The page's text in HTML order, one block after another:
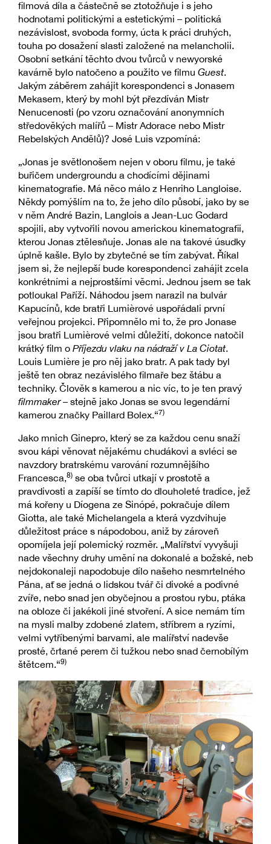
filmová díla a částečně se ztotožňuje i s jeho
hodnotami politickými a estetickými – politická
nezávislost, svoboda formy, úcta k práci druhých,
touha po dosažení slasti založené na melancholii.
Osobní setkání těchto dvou tvůrců v newyorské
kavárně bylo natočeno a použito ve filmu Guest.
Jakým záběrem zahájit korespondenci s Jonasem
Mekasem, který by mohl být přezdíván Mistr
Nenucenosti (po vzoru označování anonymních
středověkých malířů – Mistr Adorace nebo Mistr
Rebelských Andělů)? José Luis vzpomíná:
„Jonas je světlonošem nejen v oboru filmu, je také
buřičem undergroundu a chodícími dějinami
kinematografie. Má něco málo z Henriho Langloise.
Někdy pomýšlím na to, že jeho dílo působí, jako by se
v něm André Bazin, Langlois a Jean-Luc Godard
spojili, aby vytvořili novou americkou kinematografii,
kterou Jonas ztělesňuje. Jonas ale na takové úsudky
úplně kašle. Bylo by zbytečné se tím zabývat. Říkal
jsem si, že nejlepší bude korespondenci zahájit zcela
konkrétními a nejprostšími věcmi. Jednou jsem se tak
potloukal Paříží. Náhodou jsem narazil na bulvár
Kapucínů, kde bratři Lumièrové uspořádali první
veřejnou projekci. Připomnělo mi to, že pro Jonase
jsou bratři Lumièrové velmi důležití, dokonce natočil
krátký film o Příjezdu vlaku na nádraží v La Ciotat.
Louis Lumière je pro něj jako bratr. A pak tady byl
ještě ten obraz nezávislého filmaře bez štábu a
techniky. Člověk s kamerou a nic víc, to je ten pravý
filmmaker– stejně jako Jonas se svou legendární
kamerou značky Paillard Bolex.“7)
Jako mnich Ginepro, který se za každou cenu snaží
svou kápi věnovat nějakému chudákovi a svléci se
navzdory bratrskému varování rozumnějšího
Francesca,8) se oba tvůrci utkají v prostotě a
pravdivosti a zapíší se tímto do dlouholeté tradice, jež
má kořeny u Díogena ze Sinópé, pokračuje dílem
Giotta, ale také Michelangela a která vyzdvihuje
důležitost práce s nápodobou, aniž by zároveň
opomíjela její polemický rozměr. „Malířství vyvyšuji
nade všechny druhy umění na dokonalé a božské, neb
nejdokonaleji napodobuje dílo našeho nesmrtelného
Pána, ať se jedná o lidskou tvář či divoké a podivné
zvíře, nebo snad jen obyčejnou a prostou rybu, ptáka
na obloze či jakékoli jiné stvoření. A sice nemám tím
na mysli malby zdobené zlatem, stříbrem a ryzími,
velmi vytříbenými barvami, ale malířství nadevše
prosté, črtané perem či tužkou nebo snad černobílým
štětcem.“9)